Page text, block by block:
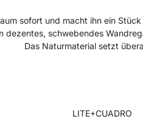
sofort und macht ihn ein
schwebendes
Das Naturmaterial setzt
LITE+CUADRO